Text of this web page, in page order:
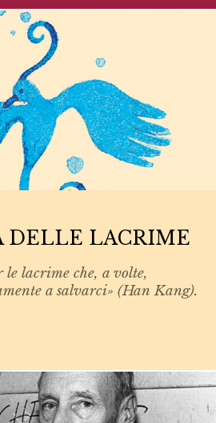
DELLE LACRIME
lacrime che, a volte,
a salvarci» (Han Kang).